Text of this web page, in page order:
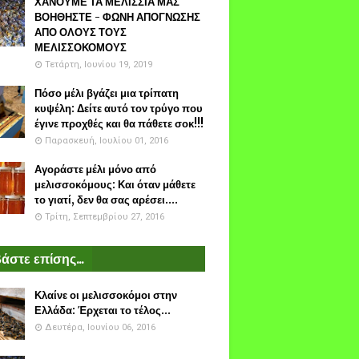
ΒΟΗΘΗΣΤΕ - ΦΩΝΗ ΑΠΟΓΝΩΣΗΣ
ΑΠΟ ΟΛΟΥΣ ΤΟΥΣ
ΜΕΛΙΣΣΟΚΟΜΟΥΣ
Τετάρτη, Ιουνίου 19, 2019
Πόσο μέλι βγάζει μια τρίπατη
κυψέλη: Δείτε αυτό τον τρύγο που
έγινε προχθές και θα πάθετε σοκ!!!
Παρασκευή, Ιουλίου 01, 2016
Αγοράστε μέλι μόνο από
μελισσοκόμους: Και όταν μάθετε
το γιατί, δεν θα σας αρέσει....
Τρίτη, Σεπτεμβρίου 27, 2016
επίσης...
Κλαίνε οι μελισσοκόμοι στην
Ελλάδα: Έρχεται το τέλος...
Δευτέρα, Ιουνίου 06, 2016